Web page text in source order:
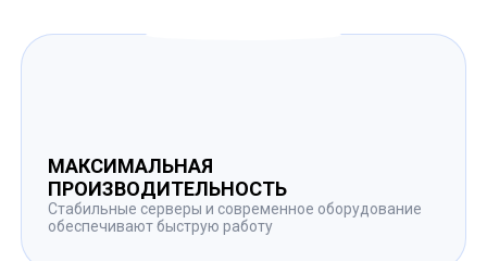
МАКСИМАЛЬНАЯ
ПРОИЗВОДИТЕЛЬНОСТЬ
Стабильные серверы и современное оборудование
обеспечивают быструю работу